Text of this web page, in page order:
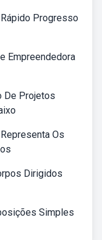
Progresso
Empreendedora
De Projetos
Os
Dirigidos
Simples